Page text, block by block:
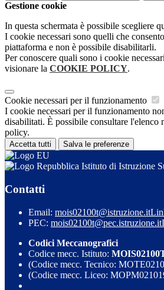
Gestione cookie
In questa schermata è possibile scegliere
I cookie necessari sono quelli che
piattaforma e non è possibile disabilitarli.
Per conoscere quali sono i cookie
visionare la COOKIE POLICY.
Cookie necessari per il funzionamento
I cookie necessari per il funzionamento
disabilitati. È possibile consultare l'elenco
policy.
Accetta tutti Salva le preferenze
Istituto di Istruzione
Contatti
Email: mois02100t@istruzione.it
PEC: mois02100t@pec.istruzione.it
Codici Meccanografici
Codice mecc. Istituto:
(Codice mecc. Tecnico:
(Codice mecc. Liceo: